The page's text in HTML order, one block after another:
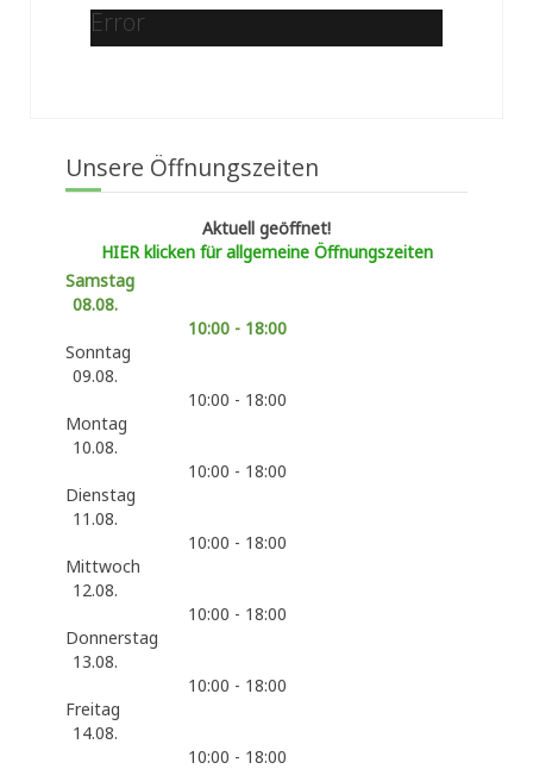
Error
Unsere Öffnungszeiten
Aktuell geöffnet!
HIER klicken für allgemeine Öffnungszeiten
Samstag
08.08.
10:00 - 18:00
Sonntag
09.08.
10:00 - 18:00
Montag
10.08.
10:00 - 18:00
Dienstag
11.08.
10:00 - 18:00
Mittwoch
12.08.
10:00 - 18:00
Donnerstag
13.08.
10:00 - 18:00
Freitag
14.08.
10:00 - 18:00